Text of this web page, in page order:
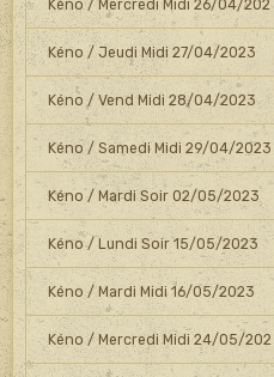
Kéno / Mercredi Midi 26/04/202
Kéno / Jeudi Midi 27/04/2023
Kéno / Vend Midi 28/04/2023
Kéno / Samedi Midi 29/04/2023
Kéno / Mardi Soir 02/05/2023
Kéno / Lundi Soir 15/05/2023
Kéno / Mardi Midi 16/05/2023
Kéno / Mercredi Midi 24/05/202